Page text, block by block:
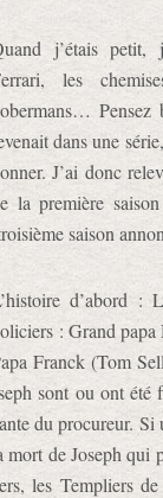
j’étais petit,
les
dans une
J’ai donc
la première
saison
d’abord :
: Grand
Franck (Tom
sont ou ont été
du procureur.
de Joseph qui
les Templiers